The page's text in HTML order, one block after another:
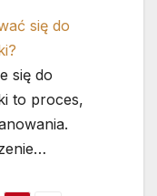
się do
się do
to proces,